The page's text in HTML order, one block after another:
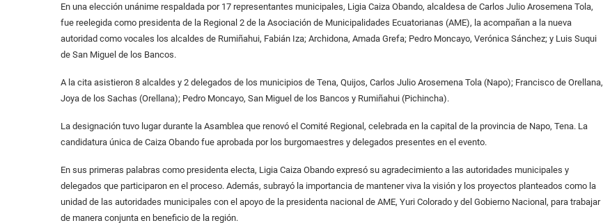
En una elección unánime respaldada por 17 representantes municipales, Ligia Caiza Obando, alcaldesa de Carlos Julio Arosemena Tola,
fue reelegida como presidenta de la Regional 2 de la Asociación de Municipalidades Ecuatorianas (AME), la acompañan a la nueva
autoridad como vocales los alcaldes de Rumiñahui, Fabián Iza; Archidona, Amada Grefa; Pedro Moncayo, Verónica Sánchez; y Luis Suqui
de San Miguel de los Bancos.
A la cita asistieron 8 alcaldes y 2 delegados de los municipios de Tena, Quijos, Carlos Julio Arosemena Tola (Napo); Francisco de Orellana,
Joya de los Sachas (Orellana); Pedro Moncayo, San Miguel de los Bancos y Rumiñahui (Pichincha).
La designación tuvo lugar durante la Asamblea que renovó el Comité Regional, celebrada en la capital de la provincia de Napo, Tena. La
candidatura única de Caiza Obando fue aprobada por los burgomaestres y delegados presentes en el evento.
En sus primeras palabras como presidenta electa, Ligia Caiza Obando expresó su agradecimiento a las autoridades municipales y
delegados que participaron en el proceso. Además, subrayó la importancia de mantener viva la visión y los proyectos planteados como la
unidad de las autoridades municipales con el apoyo de la presidenta nacional de AME, Yuri Colorado y del Gobierno Nacional, para trabajar
de manera conjunta en beneficio de la región.